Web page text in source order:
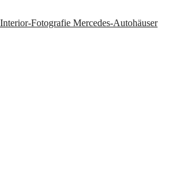
Fotografie Mercedes-Autohäuser